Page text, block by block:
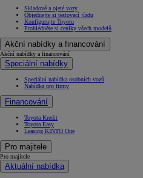
Skladové a ojeté vozy
Objednejte si testovací jízdu
Konfigurujte Toyotu
Prohlédněte si ceníky všech modelů
Akční nabídky a financování
Akční nabídky a financování
Speciální nabídky
Speciální nabídka osobních vozů
Nabídka pro firmy
Financování
Toyota Kredit
Toyota Easy
Leasing KINTO One
Pro majitele
Pro majitele
Aktuální nabídka